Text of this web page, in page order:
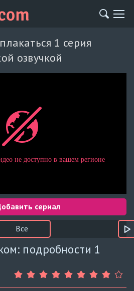
1 серия
озвучкой
сериал
Все
подробности 1